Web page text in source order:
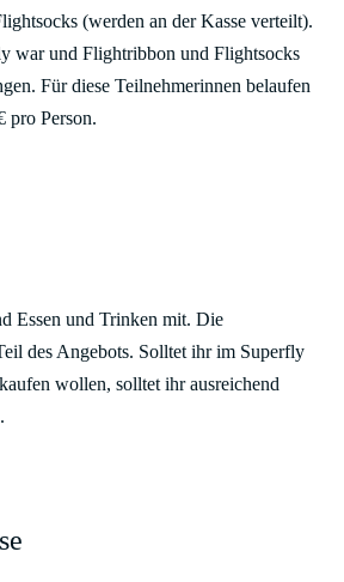
(werden an der Kasse verteilt).
war und Flightribbon und Flightsocks
Für diese Teilnehmerinnen belaufen
pro Person.
Essen und Trinken mit. Die
des Angebots. Solltet ihr im Superfly
wollen, solltet ihr ausreichend